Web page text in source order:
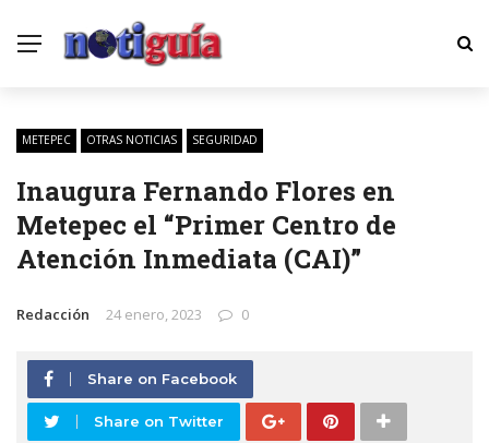
METEPEC OTRAS NOTICIAS SEGURIDAD
Inaugura Fernando Flores en
Metepec el “Primer Centro de
Atención Inmediata (CAI)”
Redacción 24 enero, 2023 0
Share on Facebook
Share on Twitter